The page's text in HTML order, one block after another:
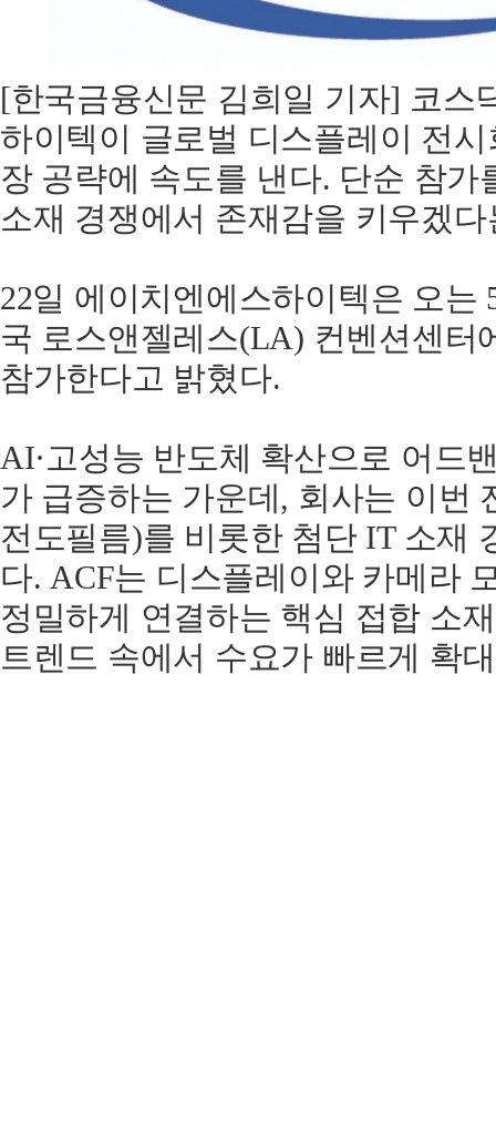
[한국금융신문 김희일 기자] 코스
하이텍이 글로벌 디스플레이 전
장 공략에 속도를 낸다. 단순 참가
소재 경쟁에서 존재감을 키우겠
22일 에이치엔에스하이텍은 오는
국 로스앤젤레스(LA) 컨벤션센터
참가한다고 밝혔다.
AI·고성능 반도체 확산으로 어드
가 급증하는 가운데, 회사는 이번
전도필름)를 비롯한 첨단 IT 소재
다. ACF는 디스플레이와 카메라
정밀하게 연결하는 핵심 접합 소
트렌드 속에서 수요가 빠르게 확